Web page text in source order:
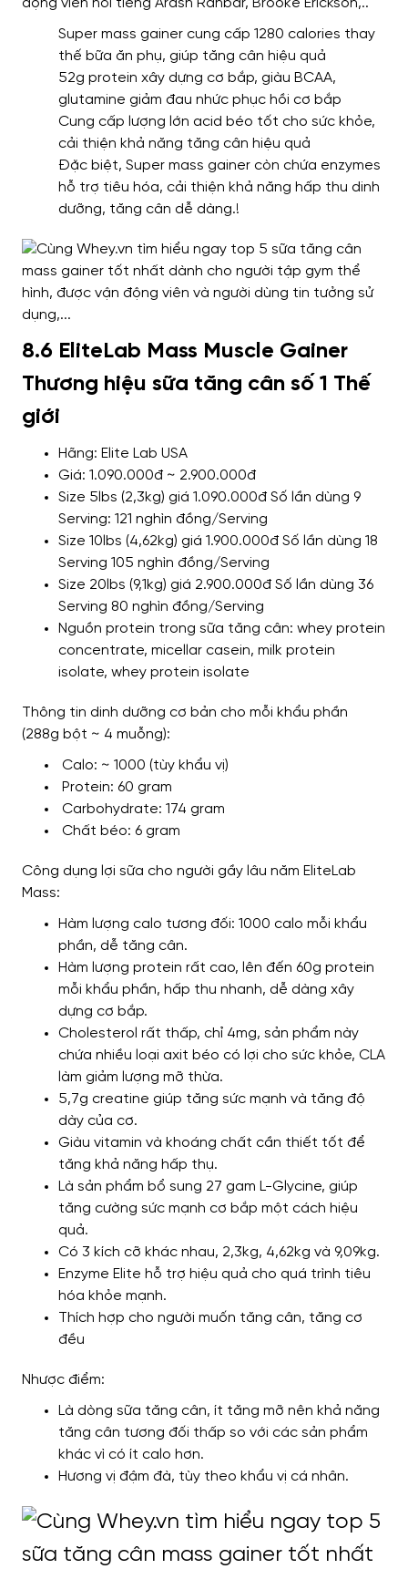
động viên nổi tiếng Arash Rahbar, Brooke Erickson,..
Super mass gainer cung cấp 1280 calories thay
thế bữa ăn phụ, giúp tăng cân hiệu quả
52g protein xây dựng cơ bắp, giàu BCAA,
glutamine giảm đau nhức phục hồi cơ bắp
Cung cấp lượng lớn acid béo tốt cho sức khỏe,
cải thiện khả năng tăng cân hiệu quả
Đặc biệt, Super mass gainer còn chứa enzymes
hỗ trợ tiêu hóa, cải thiện khả năng hấp thu dinh
dưỡng, tăng cân dễ dàng.!
8.6 EliteLab Mass Muscle Gainer
Thương hiệu sữa tăng cân số 1 Thế
giới
Hãng: Elite Lab USA
Giá: 1.090.000đ ~ 2.900.000đ
Size 5lbs (2,3kg) giá 1.090.000đ Số lần dùng 9
Serving: 121 nghìn đồng/Serving
Size 10lbs (4,62kg) giá 1.900.000đ Số lần dùng 18
Serving 105 nghìn đồng/Serving
Size 20lbs (9,1kg) giá 2.900.000đ Số lần dùng 36
Serving 80 nghìn đồng/Serving
Nguồn protein trong sữa tăng cân: whey protein
concentrate, micellar casein, milk protein
isolate, whey protein isolate
Thông tin dinh dưỡng cơ bản cho mỗi khẩu phần
(288g bột ~ 4 muỗng):
Calo: ~ 1000 (tùy khẩu vị)
Protein: 60 gram
Carbohydrate: 174 gram
Chất béo: 6 gram
Công dụng lợi sữa cho người gầy lâu năm EliteLab
Mass:
Hàm lượng calo tương đối: 1000 calo mỗi khẩu
phần, dễ tăng cân.
Hàm lượng protein rất cao, lên đến 60g protein
mỗi khẩu phần, hấp thu nhanh, dễ dàng xây
dựng cơ bắp.
Cholesterol rất thấp, chỉ 4mg, sản phẩm này
chứa nhiều loại axit béo có lợi cho sức khỏe, CLA
làm giảm lượng mỡ thừa.
5,7g creatine giúp tăng sức mạnh và tăng độ
dày của cơ.
Giàu vitamin và khoáng chất cần thiết tốt để
tăng khả năng hấp thụ.
Là sản phẩm bổ sung 27 gam L-Glycine, giúp
tăng cường sức mạnh cơ bắp một cách hiệu
quả.
Có 3 kích cỡ khác nhau, 2,3kg, 4,62kg và 9,09kg.
Enzyme Elite hỗ trợ hiệu quả cho quá trình tiêu
hóa khỏe mạnh.
Thích hợp cho người muốn tăng cân, tăng cơ
đều
Nhược điểm:
Là dòng sữa tăng cân, ít tăng mỡ nên khả năng
tăng cân tương đối thấp so với các sản phẩm
khác vì có ít calo hơn.
Hương vị đậm đà, tùy theo khẩu vị cá nhân.